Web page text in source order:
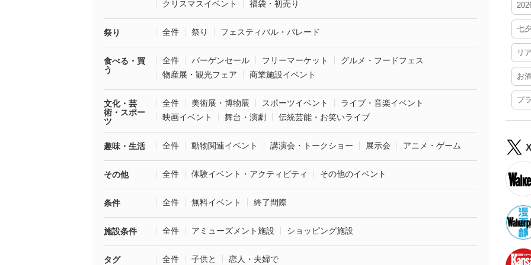
クリスマスイベント 福袋・初売り
祭り 全件 祭り フェスティバル・パレード
食べる・買
う
全件 バーゲンセール フリーマーケット
グルメ・フードフェス
物産展・観光フェア
商業施設イベント
文化・芸
術・スポー
ツ
全件 美術展・博物展 スポーツイベント
ライブ・音楽イベント
映画イベント
舞台・演劇 伝統芸能・お笑いライブ
趣味・生活 全件 動物関連イベント 講演会・トークショー 展示会 アニメ・ゲーム
その他 全件 体験イベント・アクティビティ その他のイベント
条件 全件 無料イベント 終了間際
施設条件 全件 アミューズメント施設 ショッピング施設
タグ 全件 子供と 恋人・夫婦で
七
リ
お
プ